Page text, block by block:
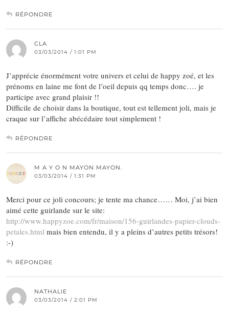
RÉPONDRE
CLA
03/03/2014 / 1:01 PM
J’apprécie énormément votre univers et celui de happy zoé, et les
prénoms en laine me font de l’oeil depuis qq temps donc…. je
participe avec grand plaisir !!
Difficile de choisir dans la boutique, tout est tellement joli, mais je
craque sur l’affiche abécédaire tout simplement !
RÉPONDRE
M A Y O N MAYON MAYON.
03/03/2014 / 1:31 PM
Merci pour ce joli concours; je tente ma chance…… Moi, j’ai bien
aimé cette guirlande sur le site:
http://www.happyzoe.com/fr/maison/156-guirlandes-papier-clouds-
petales.html mais bien entendu, il y a pleins d’autres petits trésors!
:-)
RÉPONDRE
NATHALIE
03/03/2014 / 2:01 PM